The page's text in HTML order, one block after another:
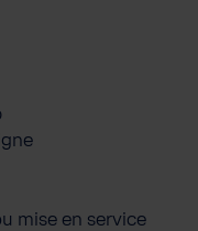
mise en service